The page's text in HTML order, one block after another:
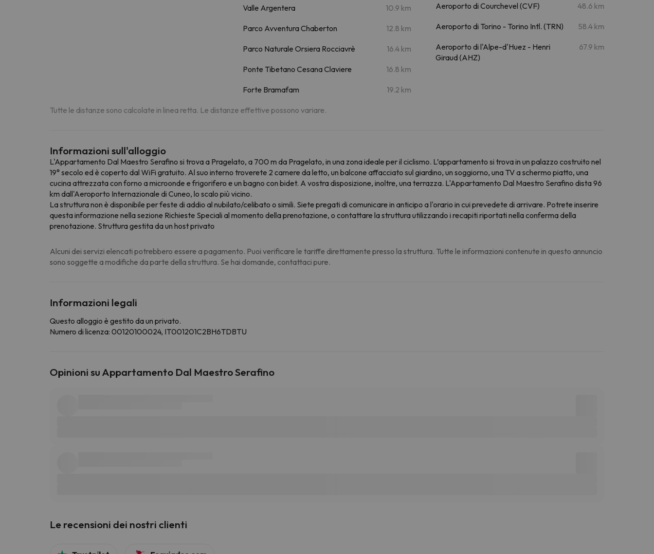
Valle Argentera 10.9 km
Parco Avventura Chaberton 12.8 km
Parco Naturale Orsiera Rocciavrè 16.4 km
Ponte Tibetano Cesana Claviere 16.8 km
Forte Bramafam 19.2 km
Aeroporto di Courchevel (CVF) 48.6 km
Aeroporto di Torino - Torino Intl. (TRN) 58.4 km
Aeroporto di l'Alpe-d'Huez - Henri
Giraud (AHZ)
67.9 km
Tutte le distanze sono calcolate in linea retta. Le distanze effettive possono variare.
Informazioni sull'alloggio
L'Appartamento Dal Maestro Serafino si trova a Pragelato, a 700 m da Pragelato, in una zona ideale per il ciclismo. L’appartamento si trova in un palazzo costruito nel
19° secolo ed è coperto dal WiFi gratuito. Al suo interno troverete 2 camere da letto, un balcone affacciato sul giardino, un soggiorno, una TV a schermo piatto, una
cucina attrezzata con forno a microonde e frigorifero e un bagno con bidet. A vostra disposizione, inoltre, una terrazza. L'Appartamento Dal Maestro Serafino dista 96
km dall'Aeroporto Internazionale di Cuneo, lo scalo più vicino.
La struttura non è disponibile per feste di addio al nubilato/celibato o simili. Siete pregati di comunicare in anticipo a l'orario in cui prevedete di arrivare. Potrete inserire
questa informazione nella sezione Richieste Speciali al momento della prenotazione, o contattare la struttura utilizzando i recapiti riportati nella conferma della
prenotazione. Struttura gestita da un host privato
Alcuni dei servizi elencati potrebbero essere a pagamento. Puoi verificare le tariffe direttamente presso la struttura. Tutte le informazioni contenute in questo annuncio
sono soggette a modifiche da parte della struttura. Se hai domande, contattaci pure.
Informazioni legali
Questo alloggio è gestito da un privato.
Numero di licenza: 00120100024, IT001201C2BH6TDBTU
Opinioni su Appartamento Dal Maestro Serafino
Le recensioni dei nostri clienti